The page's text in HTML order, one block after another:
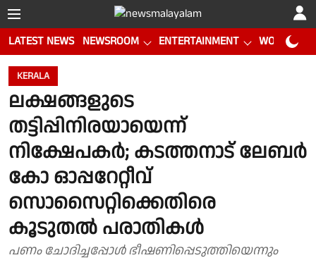
LATEST NEWS NEWSROOM ENTERTAINMENT WORLD CUP
KERALA
ലക്ഷങ്ങളുടെ
തട്ടിപ്പിനിരയായെന്ന്
നിക്ഷേപകർ; കടത്തനാട് ലേബർ
കോ ഓപ്പറേറ്റീവ്
സൊസൈറ്റിക്കെതിരെ
കൂടുതൽ പരാതികൾ
പണം ചോദിച്ചപ്പോൾ ഭീഷണിപ്പെടുത്തിയെന്നും